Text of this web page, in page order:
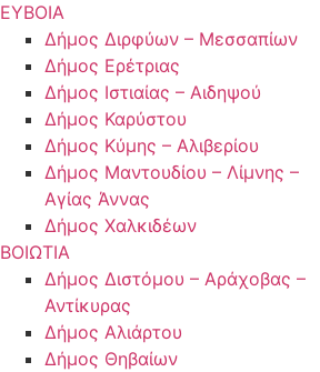
ΕΥΒΟΙΑ
Δήμος Διρφύων – Μεσσαπίων
Δήμος Ερέτριας
Δήμος Ιστιαίας – Αιδηψού
Δήμος Καρύστου
Δήμος Κύμης – Αλιβερίου
Δήμος Μαντουδίου – Λίμνης –
Αγίας Άννας
Δήμος Χαλκιδέων
ΒΟΙΩΤΙΑ
Δήμος Διστόμου – Αράχοβας –
Αντίκυρας
Δήμος Αλιάρτου
Δήμος Θηβαίων